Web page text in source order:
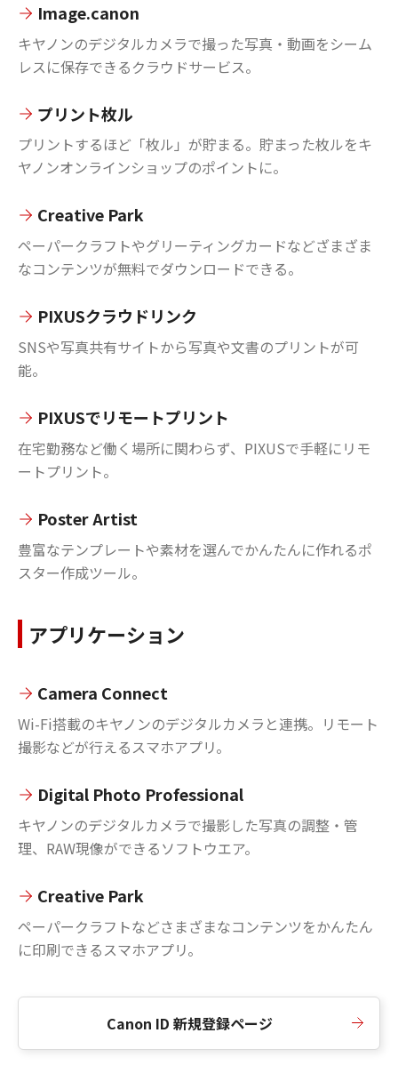
Image.canon
キヤノンのデジタルカメラで撮った写真・動画をシーム
レスに保存できるクラウドサービス。
プリント枚ル
プリントするほど「枚ル」が貯まる。貯まった枚ルをキ
ヤノンオンラインショップのポイントに。
Creative Park
ペーパークラフトやグリーティングカードなどざまざま
なコンテンツが無料でダウンロードできる。
PIXUSクラウドリンク
SNSや写真共有サイトから写真や文書のプリントが可
能。
PIXUSでリモートプリント
在宅勤務など働く場所に関わらず、PIXUSで手軽にリモ
ートプリント。
Poster Artist
豊富なテンプレートや素材を選んでかんたんに作れるポ
スター作成ツール。
アプリケーション
Camera Connect
Wi-Fi搭載のキヤノンのデジタルカメラと連携。リモート
撮影などが行えるスマホアプリ。
Digital Photo Professional
キヤノンのデジタルカメラで撮影した写真の調整・管
理、RAW現像ができるソフトウエア。
Creative Park
ペーパークラフトなどさまざまなコンテンツをかんたん
に印刷できるスマホアプリ。
Canon ID 新規登録ページ